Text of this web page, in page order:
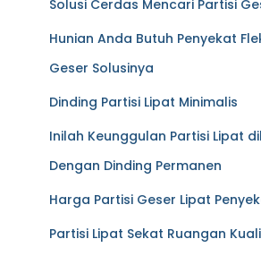
Solusi Cerdas Mencari Partisi
Hunian Anda Butuh Penyekat
Geser Solusinya
Dinding Partisi Lipat Minimalis
Inilah Keunggulan Partisi Lipat
Dengan Dinding Permanen
Harga Partisi Geser Lipat
Partisi Lipat Sekat Ruangan